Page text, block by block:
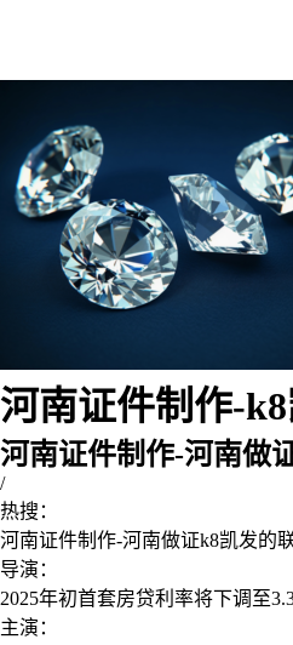
河南证件制作-
河南证件制作-河南做
/
热搜：
河南证件制作-河南做证k8凯发的
导演：
2025年初首套房贷利率将下调至
主演：